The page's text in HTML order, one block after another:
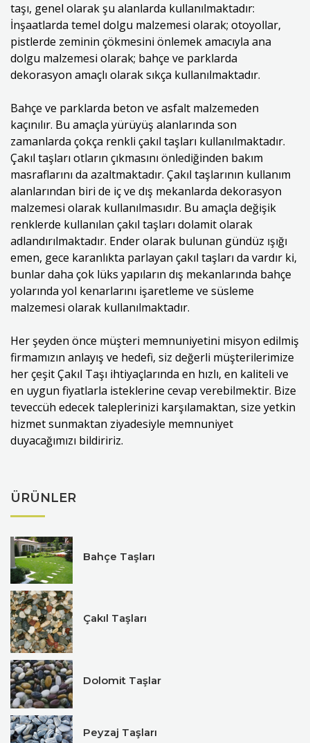
taşı, genel olarak şu alanlarda kullanılmaktadır:
İnşaatlarda temel dolgu malzemesi olarak; otoyollar,
pistlerde zeminin çökmesini önlemek amacıyla ana
dolgu malzemesi olarak; bahçe ve parklarda
dekorasyon amaçlı olarak sıkça kullanılmaktadır.
Bahçe ve parklarda beton ve asfalt malzemeden
kaçınılır. Bu amaçla yürüyüş alanlarında son
zamanlarda çokça renkli çakıl taşları kullanılmaktadır.
Çakıl taşları otların çıkmasını önlediğinden bakım
masraflarını da azaltmaktadır. Çakıl taşlarının kullanım
alanlarından biri de iç ve dış mekanlarda dekorasyon
malzemesi olarak kullanılmasıdır. Bu amaçla değişik
renklerde kullanılan çakıl taşları dolamit olarak
adlandırılmaktadır. Ender olarak bulunan gündüz ışığı
emen, gece karanlıkta parlayan çakıl taşları da vardır ki,
bunlar daha çok lüks yapıların dış mekanlarında bahçe
yolarında yol kenarlarını işaretleme ve süsleme
malzemesi olarak kullanılmaktadır.
Her şeyden önce müşteri memnuniyetini misyon edilmiş
firmamızın anlayış ve hedefi, siz değerli müşterilerimize
her çeşit Çakıl Taşı ihtiyaçlarında en hızlı, en kaliteli ve
en uygun fiyatlarla isteklerine cevap verebilmektir. Bize
teveccüh edecek taleplerinizi karşılamaktan, size yetkin
hizmet sunmaktan ziyadesiyle memnuniyet
duyacağımızı bildiririz.
ÜRÜNLER
Bahçe Taşları
Çakıl Taşları
Dolomit Taşlar
Peyzaj Taşları